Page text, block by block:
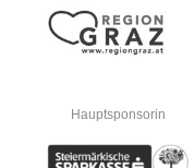
Hauptsponsorin